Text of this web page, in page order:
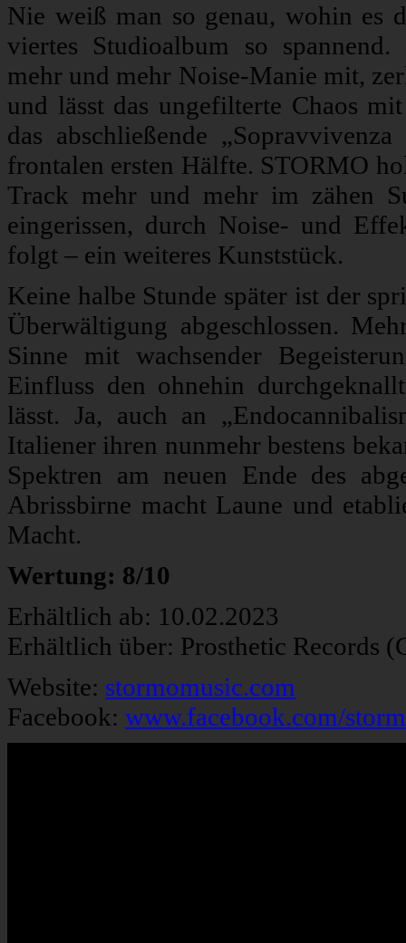
Nie weiß man so genau, wohin es
viertes Studioalbum so
mehr und mehr Noise-Manie mit,
und lässt das ungefilterte Chaos
das abschließende
frontalen ersten Hälfte. STORMO
Track mehr und mehr im zähen
eingerissen, durch Noise- und
folgt – ein weiteres Kunststück.
Keine halbe Stunde später ist der
Überwältigung abgeschlossen.
Sinne mit wachsender
Einfluss den ohnehin
lässt. Ja, auch an
Italiener ihren nunmehr bestens
Spektren am neuen Ende des
Abrissbirne macht Laune und
Macht.
Wertung: 8/10
Erhältlich ab: 10.02.2023
Erhältlich über: Prosthetic Records
Website: stormomusic.com
Facebook: www.facebook.com/